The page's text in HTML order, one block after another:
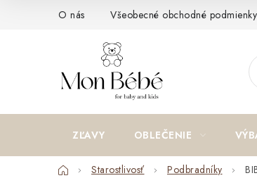
O nás Všeobecné obchodné podmienky
ZĽAVY OBLEČENIE
DomovStarostlivosť Podbradníky